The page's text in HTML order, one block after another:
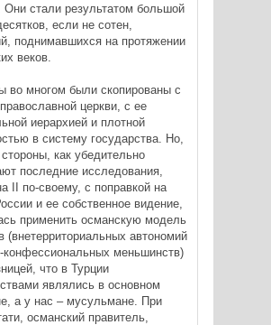
Они стали результатом большой
если не сотен,
поднимавшихся на протяжении
веков.
во многом были скопированы с
церкви, с ее
иерархией и плотной
в систему государства. Но,
как убедительно
последние исследования,
II по-своему, с поправкой на
и ее собственное видение,
применить османскую модель
(внетерриториальных автономий
конфессиональных меньшинств)
что в Турции
являлись в основном
а у нас – мусульмане. При
османский правитель,